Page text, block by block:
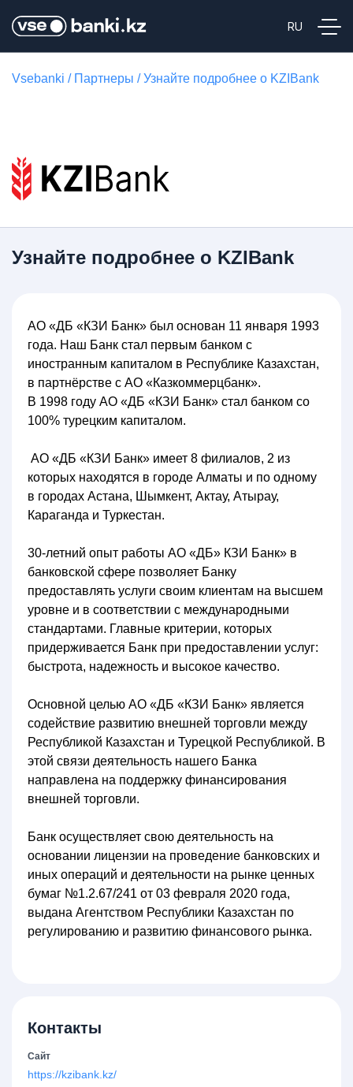
Vsebanki / Партнеры /Узнайте подробнее о KZIBank
Узнайте подробнее о KZIBank
АО «ДБ «КЗИ Банк» был основан 11 января 1993
года. Наш Банк стал первым банком с
иностранным капиталом в Республике Казахстан,
в партнёрстве с АО «Казкоммерцбанк».
В 1998 году АО «ДБ «КЗИ Банк» стал банком со
100% турецким капиталом.
АО «ДБ «КЗИ Банк» имеет 8 филиалов, 2 из
которых находятся в городе Алматы и по одному
в городах Астана, Шымкент, Актау, Атырау,
Караганда и Туркестан.
30-летний опыт работы АО «ДБ» КЗИ Банк» в
банковской сфере позволяет Банку
предоставлять услуги своим клиентам на высшем
уровне и в соответствии с международными
стандартами. Главные критерии, которых
придерживается Банк при предоставлении услуг:
быстрота, надежность и высокое качество.
Основной целью АО «ДБ «КЗИ Банк» является
содействие развитию внешней торговли между
Республикой Казахстан и Турецкой Республикой. В
этой связи деятельность нашего Банка
направлена на поддержку финансирования
внешней торговли.
Банк осуществляет свою деятельность на
основании лицензии на проведение банковских и
иных операций и деятельности на рынке ценных
бумаг №1.2.67/241 от 03 февраля 2020 года,
выдана Агентством Республики Казахстан по
регулированию и развитию финансового рынка.
Контакты
Сайт
https://kzibank.kz/